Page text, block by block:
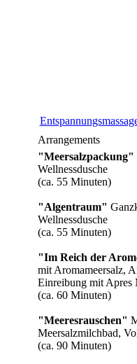
Arrangements
"Meersalzpackung"
Wellnessdusche
(ca. 55 Minuten)
"Algentraum"
Wellnessdusche
(ca. 55 Minuten)
"Im Reich der
mit Aromameersalz,
Einreibung mit Apres
(ca. 60 Minuten)
"Meeresrauschen"
Meersalzmilchbad,
(ca. 90 Minuten)